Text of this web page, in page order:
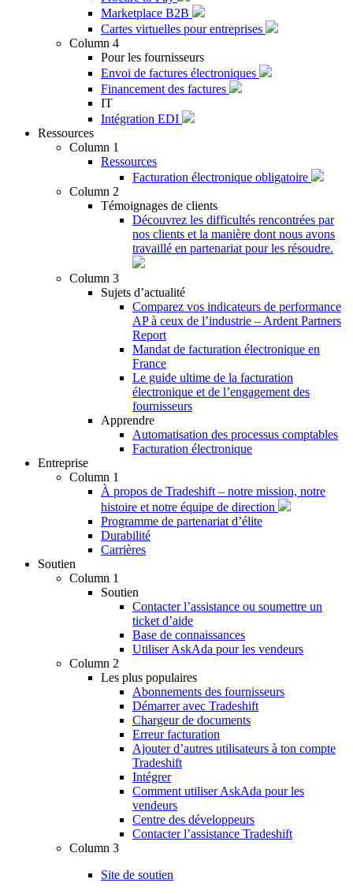
Marketplace B2B
Cartes virtuelles pour entreprises
Column 4
Pour les fournisseurs
Envoi de factures électroniques
Financement des factures
IT
Intégration EDI
Ressources
Column 1
Ressources
Facturation électronique obligatoire
Column 2
Témoignages de clients
Découvrez les difficultés rencontrées par
nos clients et la manière dont nous avons
travaillé en partenariat pour les résoudre.
Column 3
Sujets d’actualité
Comparez vos indicateurs de performance
AP à ceux de l’industrie – Ardent Partners
Report
Mandat de facturation électronique en
France
Le guide ultime de la facturation
électronique et de l’engagement des
fournisseurs
Apprendre
Automatisation des processus comptables
Facturation électronique
Entreprise
Column 1
À propos de Tradeshift – notre mission, notre
histoire et notre équipe de direction
Programme de partenariat d’élite
Durabilité
Carrières
Soutien
Column 1
Soutien
Contacter l’assistance ou soumettre un
ticket d’aide
Base de connaissances
Utiliser AskAda pour les vendeurs
Column 2
Les plus populaires
Abonnements des fournisseurs
Démarrer avec Tradeshift
Chargeur de documents
Erreur facturation
Ajouter d’autres utilisateurs à ton compte
Tradeshift
Intégrer
Comment utiliser AskAda pour les
vendeurs
Centre des développeurs
Contacter l’assistance Tradeshift
Column 3
Site de soutien